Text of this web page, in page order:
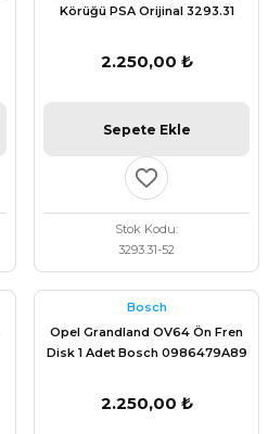
Körüğü PSA Orijinal 3293.31
2.250,00 ₺
Sepete Ekle
Stok Kodu
3293.31-52
Bosch
Opel Grandland OV64 Ön Fren
Disk 1 Adet Bosch 0986479A89
2.250,00 ₺